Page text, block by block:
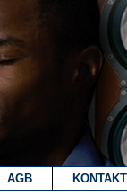
AGB KONTAKT